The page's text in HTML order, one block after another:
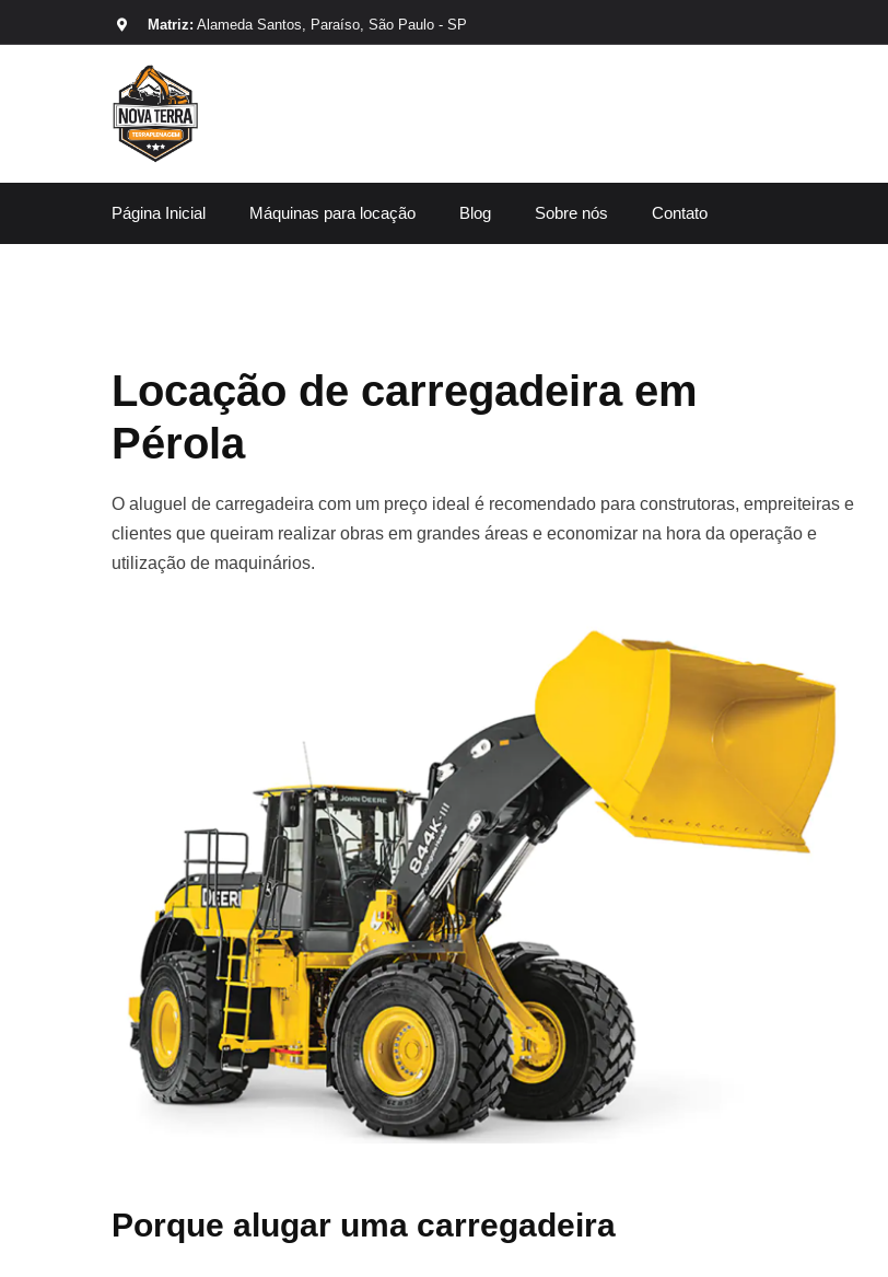
Matriz: Alameda Santos, Paraíso, São Paulo - SP
Página Inicial Máquinas para locação Blog Sobre nós Contato
Locação de carregadeira em
Pérola
O aluguel de carregadeira com um preço ideal é recomendado para construtoras, empreiteiras e
clientes que queiram realizar obras em grandes áreas e economizar na hora da operação e
utilização de maquinários.
Porque alugar uma carregadeira